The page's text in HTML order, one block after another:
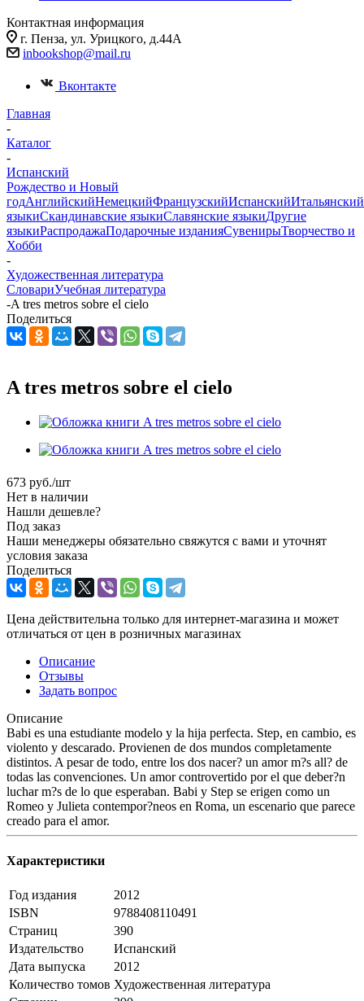
Контактная информация
г. Пенза, ул. Урицкого, д.44А
inbookshop@mail.ru
Вконтакте
Главная
-
Каталог
-
Испанский
Рождество и Новый
годАнглийскийНемецкийФранцузскийИспанскийИтальянский
языкиСкандинавские языкиСлавянские языкиДругие
языкиРаспродажаПодарочные изданияСувенирыТворчество и
Хобби
-
Художественная литература
СловариУчебная литература
-A tres metros sobre el cielo
Поделиться
A tres metros sobre el cielo
673 руб./шт
Нет в наличии
Нашли дешевле?
Под заказ
Наши менеджеры обязательно свяжутся с вами и уточнят
условия заказа
Поделиться
Цена действительна только для интернет-магазина и может
отличаться от цен в розничных магазинах
Описание
Отзывы
Задать вопрос
Описание
Babi es una estudiante modelo y la hija perfecta. Step, en cambio, es
violento y descarado. Provienen de dos mundos completamente
distintos. A pesar de todo, entre los dos nacer? un amor m?s all? de
todas las convenciones. Un amor controvertido por el que deber?n
luchar m?s de lo que esperaban. Babi y Step se erigen como un
Romeo y Julieta contempor?neos en Roma, un escenario que parece
creado para el amor.
Характеристики
Год издания
2012
ISBN
9788408110491
Страниц
390
Издательство
Испанский
Дата выпуска
2012
Количество томов Художественная литература